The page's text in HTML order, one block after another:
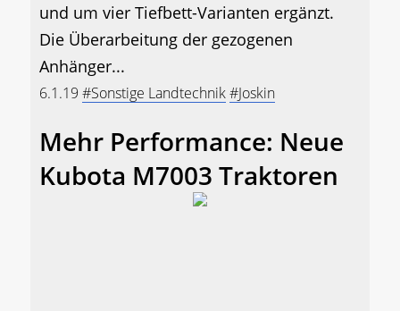
und um vier Tiefbett-Varianten ergänzt.
Die Überarbeitung der gezogenen
Anhänger...
6.1.19 #Sonstige Landtechnik#Joskin
Mehr Performance: Neue
Kubota M7003 Traktoren